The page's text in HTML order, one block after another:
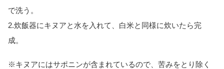
で洗う。
2.炊飯器にキヌアと水を入れて、白米と同様に炊いたら完
成。
※キヌアにはサポニンが含まれているので、苦みをとり除く